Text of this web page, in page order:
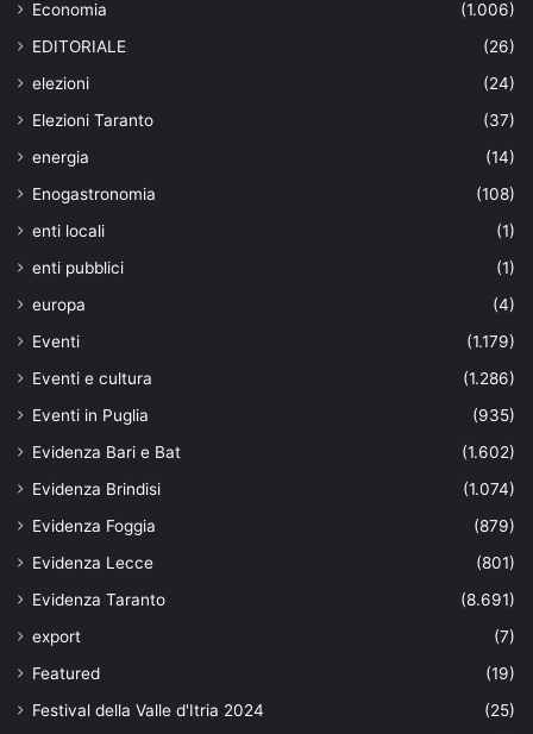
Economia
(1.006)
EDITORIALE
(26)
elezioni
(24)
Elezioni Taranto
(37)
energia
(14)
Enogastronomia
(108)
enti locali
(1)
enti pubblici
(1)
europa
(4)
Eventi
(1.179)
Eventi e cultura
(1.286)
Eventi in Puglia
(935)
Evidenza Bari e Bat
(1.602)
Evidenza Brindisi
(1.074)
Evidenza Foggia
(879)
Evidenza Lecce
(801)
Evidenza Taranto
(8.691)
export
(7)
Featured
(19)
Festival della Valle d'Itria 2024
(25)